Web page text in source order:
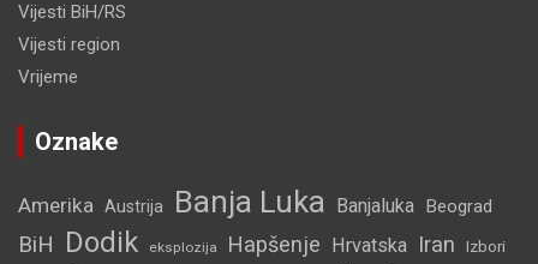
Vijesti BiH/RS
Vijesti region
Vrijeme
Oznake
Amerika Austrija Banja Luka Banjaluka Beograd
BiH Dodik eksplozija Hapšenje Hrvatska Iran Izbori